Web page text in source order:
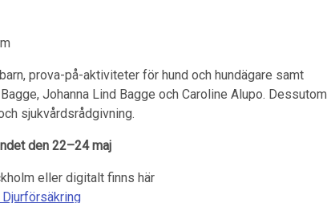
prova-på-aktiviteter för hund och hundägare samt
Johanna Lind Bagge och Caroline Alupo. Dessutom
sjukvårdsrådgivning.
den 22–24 maj
eller digitalt finns här